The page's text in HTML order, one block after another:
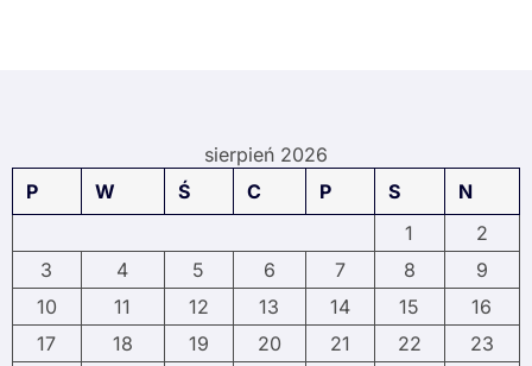
sierpień 2026
P
W Ś C P S
N
1
2
3
4 5 6 7 8
9
10
11 12 13 14 15
16
17
18 19 20 21 22
23